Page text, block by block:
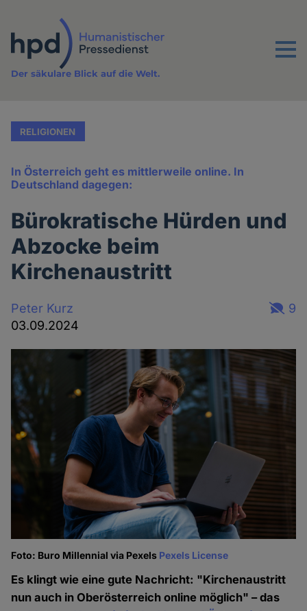
Inhalt
Menu
Der säkulare Blick auf die Welt.
RELIGIONEN
In Österreich geht es mittlerweile online. In
Deutschland dagegen:
Bürokratische Hürden und
Abzocke beim
Kirchenaustritt
Peter Kurz
03.09.2024
9
Foto: Buro Millennial via Pexels Pexels License
Es klingt wie eine gute Nachricht: "Kirchenaustritt
nun auch in Oberösterreich online möglich" – das